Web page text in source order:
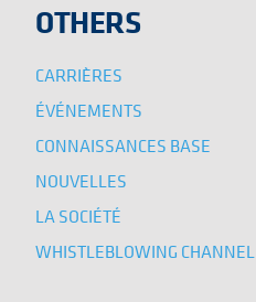
OTHERS
CARRIÈRES
ÉVÉNEMENTS
CONNAISSANCES BASE
NOUVELLES
LA SOCIÉTÉ
WHISTLEBLOWING CHANNEL